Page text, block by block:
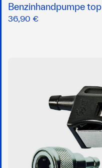
Benzinhandpumpe top
36,90 €